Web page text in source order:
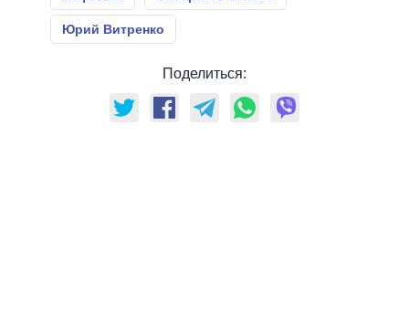
Юрий Витренко
Поделиться: